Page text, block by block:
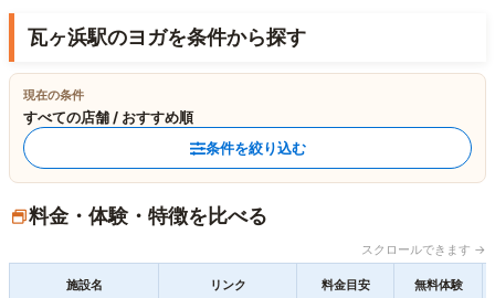
瓦ヶ浜駅のヨガを条件から探す
現在の条件
すべての店舗 / おすすめ順
条件を絞り込む
料金・体験・特徴を比べる
スクロールできます →
施設名 リンク 料金目安 無料体験